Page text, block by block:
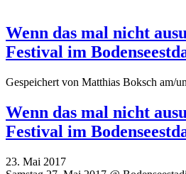
Wenn das mal nicht
Festival im
Gespeichert von Matthias Boksch am/
Wenn das mal nicht
Festival im
23. Mai 2017